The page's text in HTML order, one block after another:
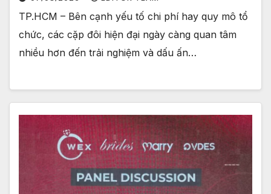
TP.HCM – Bên cạnh yếu tố chi phí hay quy mô tổ
chức, các cặp đôi hiện đại ngày càng quan tâm
nhiều hơn đến trải nghiệm và dấu ấn…